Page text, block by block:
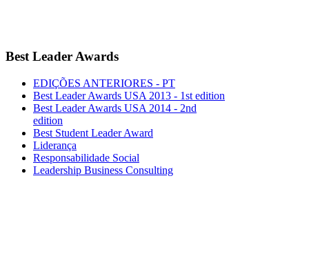
BestLeader Awards
EDIÇÕES ANTERIORES - PT
Best Leader Awards USA 2013 - 1st edition
Best Leader Awards USA 2014 - 2nd
edition
Best Student Leader Award
Liderança
Responsabilidade Social
Leadership Business Consulting